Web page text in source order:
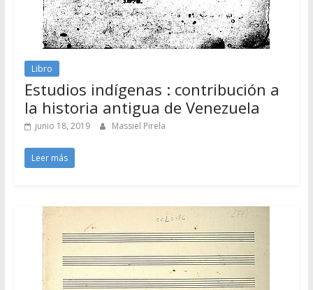
Libro
Estudios indígenas : contribución a
la historia antigua de Venezuela
junio 18, 2019 Massiel Pirela
Leer más